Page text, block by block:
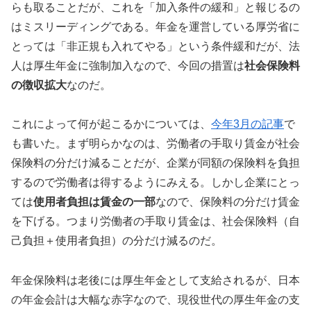
らも取ることだが、これを「加入条件の緩和」と報じるの
はミスリーディングである。年金を運営している厚労省に
とっては「非正規も入れてやる」という条件緩和だが、法
人は厚生年金に強制加入なので、今回の措置は社会保険料
の徴収拡大なのだ。
これによって何が起こるかについては、 今年3月の記事で
も書いた。まず明らかなのは、労働者の手取り賃金が社会
保険料の分だけ減ることだが、企業が同額の保険料を負担
するので労働者は得するようにみえる。しかし企業にとっ
ては使用者負担は賃金の一部なので、保険料の分だけ賃金
を下げる。つまり労働者の手取り賃金は、社会保険料（自
己負担＋使用者負担）の分だけ減るのだ。
年金保険料は老後には厚生年金として支給されるが、日本
の年金会計は大幅な赤字なので、現役世代の厚生年金の支